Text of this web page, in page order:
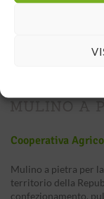
Cooperativa
Mulino a pietra per
territorio della
confezionamento,